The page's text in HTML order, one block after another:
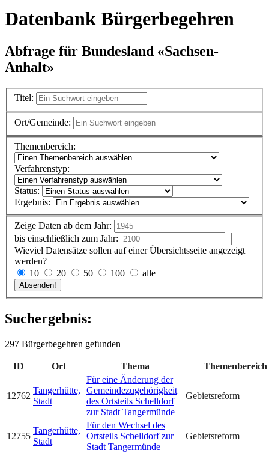
Datenbank Bürgerbegehren
Abfrage für Bundesland «Sachsen-
Anhalt»
Titel:
Ort/Gemeinde:
Themenbereich:
Verfahrenstyp:
Status:
Ergebnis:
Zeige Daten ab dem Jahr:
bis einschließlich zum Jahr:
Wieviel Datensätze sollen auf einer Übersichtsseite angezeigt
werden?
10
20 50 100 alle
Suchergebnis:
297 Bürgerbegehren gefunden
ID Ort Thema Themenbereich
12762
Tangerhütte,
Stadt
Für eine Änderung der
Gemeindezugehörigkeit
des Ortsteils Schelldorf
zur Stadt Tangermünde
Gebietsreform
12755
Tangerhütte,
Stadt
Für den Wechsel des
Ortsteils Schelldorf zur
Stadt Tangermünde
Gebietsreform